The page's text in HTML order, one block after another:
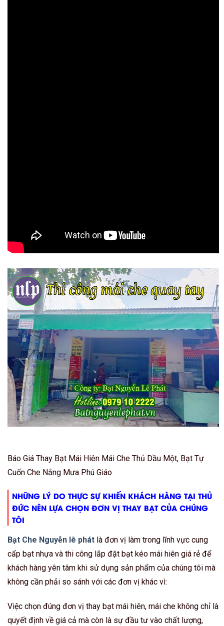
Báo Giá Thay Bạt Mái Hiên Mái Che Thủ Dầu Một, Bạt Tự
Cuốn Che Nắng Mưa Phú Giáo
NHỮNG LÝ DO THỰC SỰ KHIẾN KHÁCH HÀNG TẠI THỦ
ĐỨC NÊN LỰA CHỌN ĐƠN VỊ THAY BẠT CỦA CHÚNG
TÔI
Bạt Che Nguyễn lê phát là đơn vị làm trong lĩnh vực cung
cấp bạt nhựa và thi công lắp đặt bạt kéo mái hiên giá rẻ để
khách hàng yên tâm khi sử dụng sản phẩm của chúng tôi mà
không cần phải so sánh với các đơn vị khác vì:
Việc chọn đúng đơn vị thay bạt mái hiên, mái che không chỉ là
quyết định về giá cả mà còn là sự đầu tư vào chất lượng,